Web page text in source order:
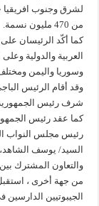
من 470 مليون نسمة.
كما أكّد الرئيسان
العربية والدولية
وسوريا واليمن ومختلف
وقد أقام الرئيس
شرف رئيس الجمهورية
كما عقد رئيس
رئيس مجلس النواب
السيد/ يوسف الشاهد،
والتعاون المشترك بين
من جهة أخرى ،
الجيبوتيين